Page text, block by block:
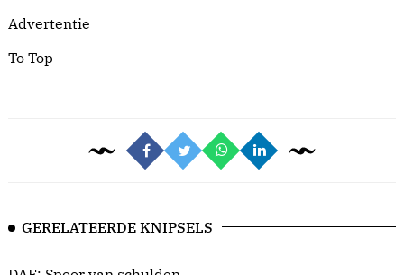
Advertentie
To Top
GERELATEERDE KNIPSELS